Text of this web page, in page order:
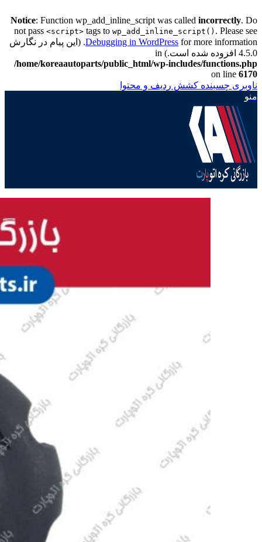
Notice: Function wp_add_inline_script was called incorrectly. Do
not pass <script> tags to wp_add_inline_script() . Please see
Debugging in WordPressfor more information. (این پیام در نگارش
4.5.0 افزوده شده است.) in
/home/koreaautoparts/public_html/wp-includes/functions.php
on line 6170
ناوبری چسبنده کشش ردیف و محتوا
منو